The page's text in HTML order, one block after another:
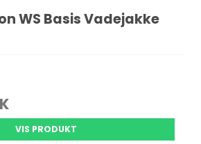
WS Basis Vadejakke
VIS PRODUKT